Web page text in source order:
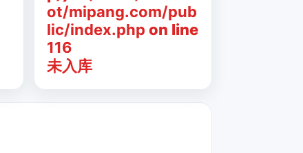
ot/mipang.com/pub
lic/index.php on line
116
未入库